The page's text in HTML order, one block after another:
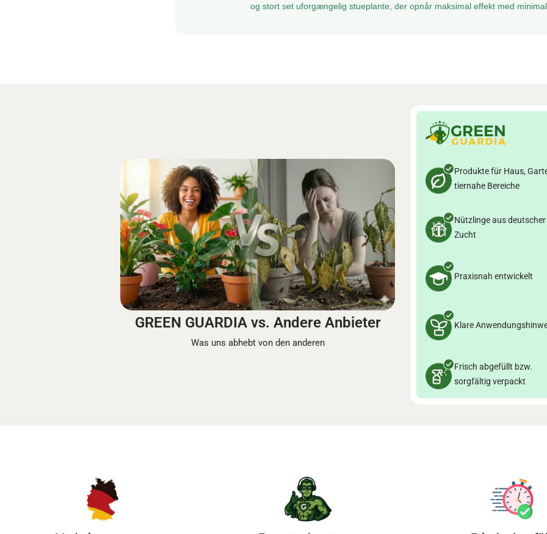
og stort set uforgængelig stueplante, der opnår maksimal effekt med minimal
GREEN GUARDIA vs. Andere Anbieter
Was uns abhebt von den anderen
Produkte für Haus,
tiernahe Bereiche
Nützlinge aus deutscher
Zucht
Praxisnah entwickelt
Klare
Frisch abgefüllt bzw.
sorgfältig verpackt